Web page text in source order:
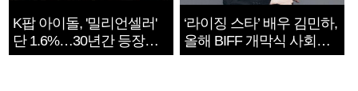
K팝 아이돌, '밀리언셀러'
단 1.6%…30년간 등장
1182개팀 전수조사
‘라이징 스타’ 배우 김민하,
올해 BIFF 개막식 사회자
확정